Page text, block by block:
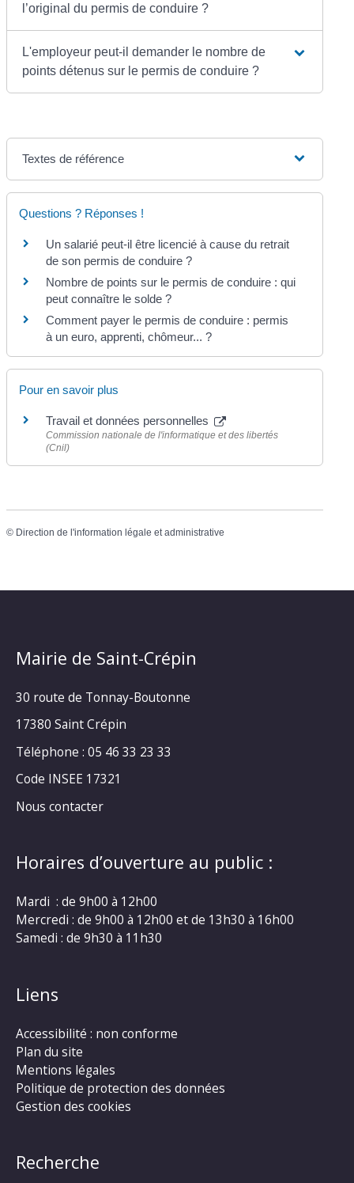
l’original du permis de conduire ?
L'employeur peut-il demander le nombre de
points détenus sur le permis de conduire ?
Textes de référence
Questions ? Réponses !
Un salarié peut-il être licencié à cause du retrait
de son permis de conduire ?
Nombre de points sur le permis de conduire : qui
peut connaître le solde ?
Comment payer le permis de conduire : permis
à un euro, apprenti, chômeur... ?
Pour en savoir plus
Travail et données personnelles
Commission nationale de l'informatique et des libertés
(Cnil)
© Direction de l'information légale et administrative
Mairie de Saint-Crépin
30 route de Tonnay-Boutonne
17380 Saint Crépin
Téléphone : 05 46 33 23 33
Code INSEE 17321
Nous contacter
Horaires d’ouverture au public :
Mardi : de 9h00 à 12h00
Mercredi : de 9h00 à 12h00 et de 13h30 à 16h00
Samedi : de 9h30 à 11h30
Liens
Accessibilité : non conforme
Plan du site
Mentions légales
Politique de protection des données
Gestion des cookies
Recherche